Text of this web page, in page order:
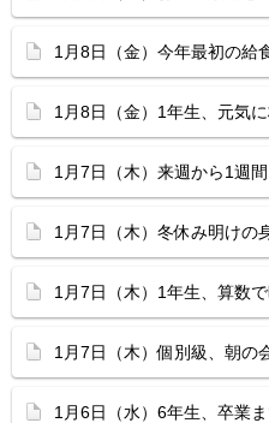
1月8日（金）今年最初の給
1月8日（金）1年生、元気
1月7日（木）来週から1週
1月7日（木）冬休み明けの
1月7日（木）1年生、算数
1月7日（木）個別級、朝の
1月6日（水）6年生、卒業